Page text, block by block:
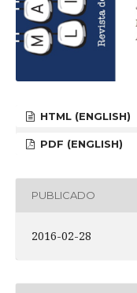
HTML (ENGLISH)
PDF (ENGLISH)
PUBLICADO
2016-02-28